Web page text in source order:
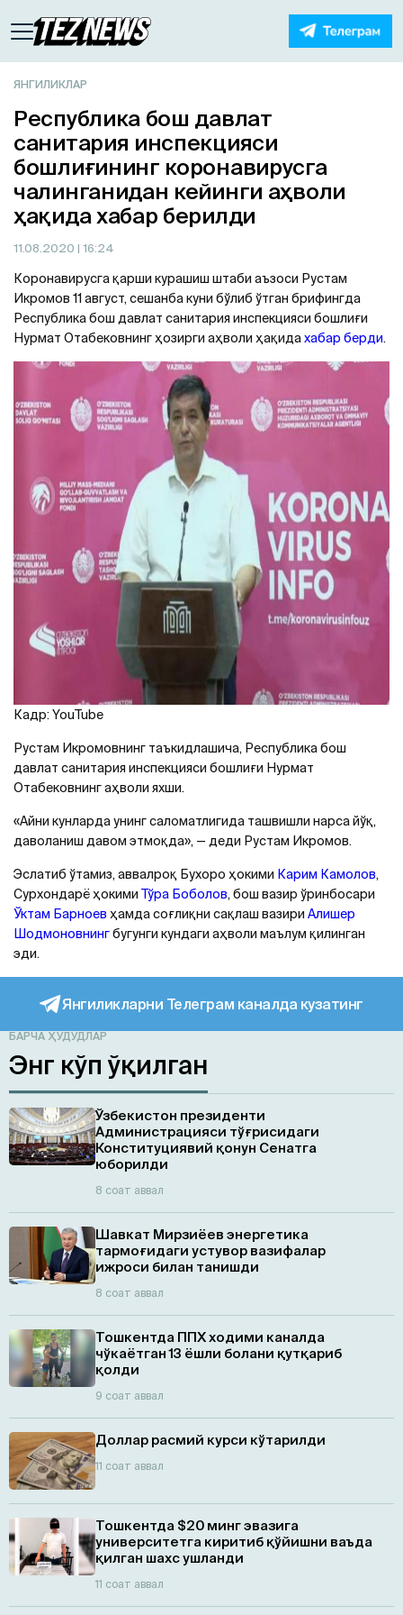
ЯНГИЛИКЛАР
Республика бош давлат
санитария инспекцияси
бошлиғининг коронавирусга
чалинганидан кейинги аҳволи
ҳақида хабар берилди
11.08.2020 | 16:24
Коронавирусга қарши курашиш штаби аъзоси Рустам
Икромов 11 август, сешанба куни бўлиб ўтган брифингда
Республика бош давлат санитария инспекцияси бошлиғи
Нурмат Отабековнинг ҳозирги аҳволи ҳақидахабар берди.
Кадр: YouTube
Рустам Икромовнинг таъкидлашича, Республика бош
давлат санитария инспекцияси бошлиғи Нурмат
Отабековнинг аҳволи яхши.
«Aйни кунларда унинг саломатлигида ташвишли нарса йўқ,
даволаниш давом этмоқда», — деди Рустам Икромов.
Эслатиб ўтамиз, аввалроқ Бухоро ҳокими Карим Камолов,
Сурхондарё ҳокими Тўра Боболов, бош вазир ўринбосари
Ўктам Барноев ҳамда соғлиқни сақлаш вазири Aлишер
Шодмоновнингбугунги кундаги аҳволи маълум қилинган
эди.
Янгиликларни Телеграм каналда кузатинг
БАРЧА ҲУДУДЛАР
Энг кўп ўқилган
Ўзбекистон президенти
Администрацияси тўғрисидаги
Конституциявий қонун Сенатга
юборилди
8 соат аввал
Шавкат Мирзиёев энергетика
тармоғидаги устувор вазифалар
ижроси билан танишди
8 соат аввал
Тошкентда ППХ ходими каналда
чўкаётган 13 ёшли болани қутқариб
қолди
9 соат аввал
Доллар расмий курси кўтарилди
11 соат аввал
Тошкентда $20 минг эвазига
университетга киритиб қўйишни ваъда
қилган шахс ушланди
11 соат аввал